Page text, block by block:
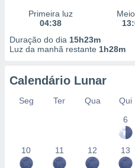
Primeira luz
04:38
Duração do dia 15h23m
Luz da manhã restante 1h28m
Calendário Lunar
Seg Ter Qua Qui
6
10 11 12 13